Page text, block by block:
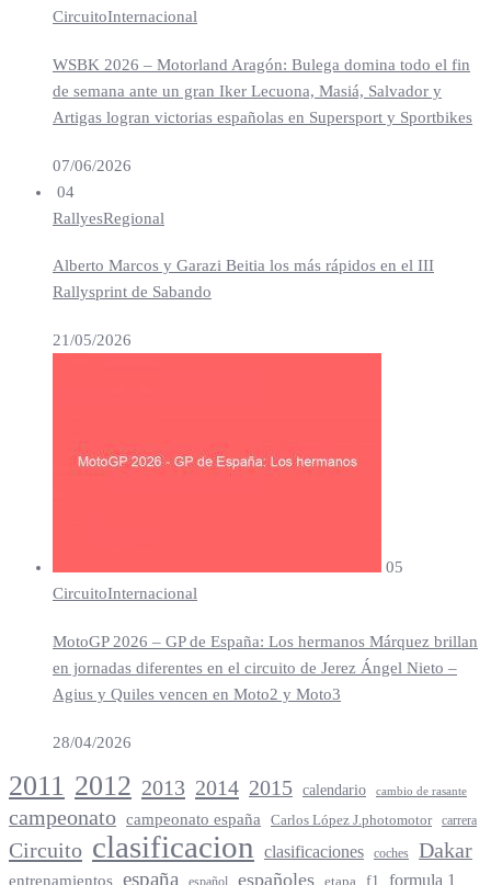
CircuitoInternacional
WSBK 2026 – Motorland Aragón: Bulega domina todo el fin
de semana ante un gran Iker Lecuona, Masiá, Salvador y
Artigas logran victorias españolas en Supersport y Sportbikes
07/06/2026
04
RallyesRegional
Alberto Marcos y Garazi Beitia los más rápidos en el III
Rallysprint de Sabando
21/05/2026
05
CircuitoInternacional
MotoGP 2026 – GP de España: Los hermanos Márquez brillan
en jornadas diferentes en el circuito de Jerez Ángel Nieto –
Agius y Quiles vencen en Moto2 y Moto3
28/04/2026
2011 2012 2013 2014 2015 calendario cambio de rasante
campeonato campeonato españa Carlos López J.photomotor carrera
Circuito clasificacion clasificaciones coches Dakar
entrenamientos españa españoles f1 formula 1